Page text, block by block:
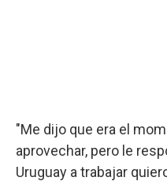
"Me dijo que era el
aprovechar, pero le
Uruguay a trabajar